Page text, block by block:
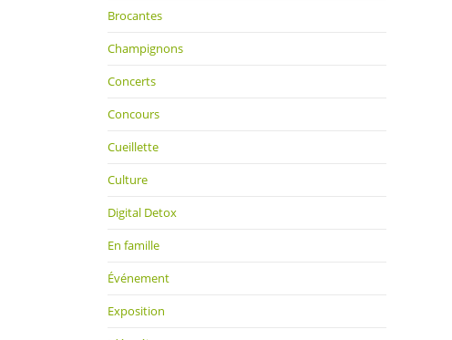
Brocantes
Champignons
Concerts
Concours
Cueillette
Culture
Digital Detox
En famille
Événement
Exposition